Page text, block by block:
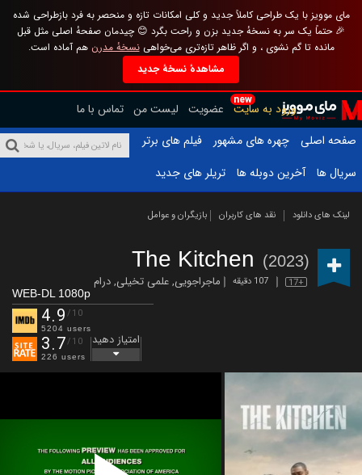
مای موویز با یک طراحی کاملاً جدید و کلی امکانات تازه و منحصر به فرد بازطراحی شده
🎉 حتماً یک سر به نسخهٔ جدید بزن و راحت بگرد 😊 چیدمان صفحهٔ اصلی مثل قبل
مانده تا گم نشوی ، و اگر ظاهر تازه‌تری می‌خواهینسخهٔ مدرن هم آماده است.
مشاهدهٔ نسخهٔ جدید
new
ورود به سایت عضویت لیست من تماس با ما
صفحه اصلی
چهره های مشهور
فیلم های برتر
سریال ها
آخرین دوبله ها تریلر های جدید
لینک های دانلود نقد های کاربران بازیگران و عوامل
The Kitchen (2023)
17+ 107 دقیقه ماجراجویی,علمی تخیلی,درام
WEB-DL 1080p
4.9 /10
5204 users
3.7/10
226 users
امتیاز دهید